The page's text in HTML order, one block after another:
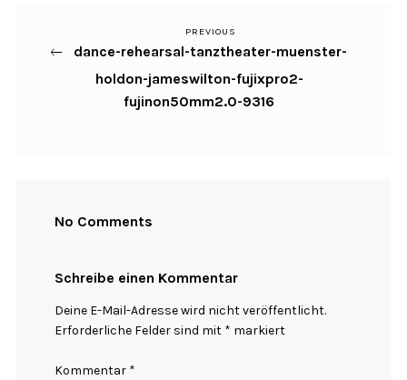
Beitragsnavigation
Previous
Post
PREVIOUS
dance-rehearsal-tanztheater-muenster-
holdon-jameswilton-fujixpro2-
fujinon50mm2.0-9316
No Comments
Schreibe einen Kommentar
Deine E-Mail-Adresse wird nicht veröffentlicht.
Erforderliche Felder sind mit * markiert
Kommentar *